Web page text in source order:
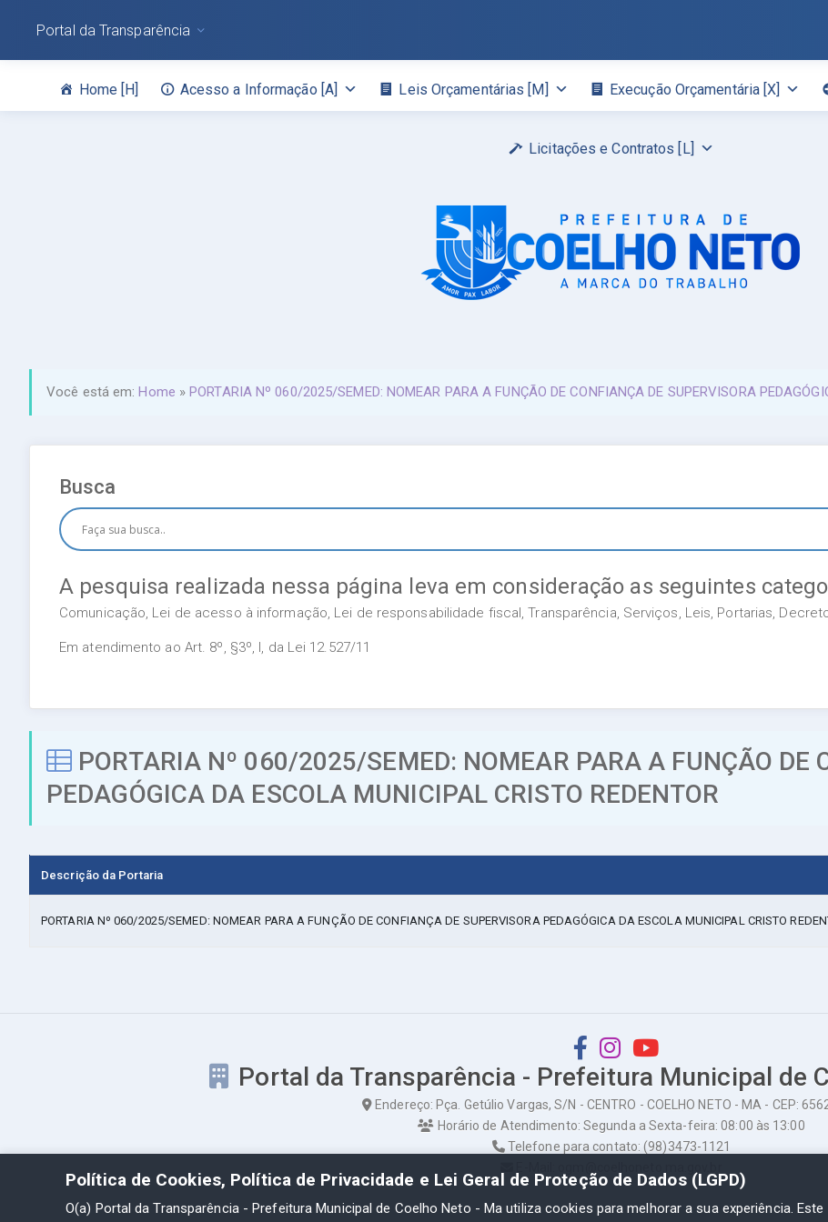
Home [H] Acesso a Informação [A] Leis Orçamentárias [M] Execução Orçamentária [X]
Licitações e Contratos [L]
Portal da Transparência
Você está em:Home »PORTARIA Nº 060/2025/SEMED: NOMEAR PARA A FUNÇÃO DE CONFIANÇA DE SUPERVISORA
Busca
A pesquisa realizada nessa página leva em consideração as seguintes
Comunicação, Lei de acesso à informação, Lei de responsabilidade fiscal, Transparência, Serviços, Leis, Portarias,
Em atendimento ao Art. 8º, §3º, I, da Lei 12.527/11
PORTARIA Nº 060/2025/SEMED: NOMEAR PARA A FUNÇÃO DE
PEDAGÓGICA DA ESCOLA MUNICIPAL CRISTO REDENTOR
Descrição da Portaria
PORTARIA Nº 060/2025/SEMED: NOMEAR PARA A FUNÇÃO DE CONFIANÇA DE SUPERVISORA PEDAGÓGICA DA ESCOLA MUNICIPAL CRISTO
Portal da Transparência - Prefeitura Municipal de
Endereço: Pça. Getúlio Vargas, S/N - CENTRO - COELHO NETO - MA - CEP:
Horário de Atendimento: Segunda a Sexta-feira: 08:00 às 13:00
Telefone para contato: (98)3473-1121
Política de Cookies, Política de Privacidade e Lei Geral de Proteção de Dados (LGPD)
O(a) Portal da Transparência - Prefeitura Municipal de Coelho Neto - Ma utiliza cookies para melhorar a sua experiência. Este